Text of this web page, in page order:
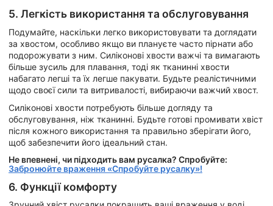
5. Легкість використання та обслуговування
Подумайте, наскільки легко використовувати та доглядати
за хвостом, особливо якщо ви плануєте часто пірнати або
подорожувати з ним. Силіконові хвости важчі та вимагають
більше зусиль для плавання, тоді як тканинні хвости
набагато легші та їх легше пакувати. Будьте реалістичними
щодо своєї сили та витривалості, вибираючи важчий хвост.
Силіконові хвости потребують більше догляду та
обслуговування, ніж тканинні. Будьте готові промивати хвіст
після кожного використання та правильно зберігати його,
щоб забезпечити його ідеальний стан.
Не впевнені, чи підходить вам русалка? Спробуйте:
Забронюйте враження «Спробуйте русалку»!
6. Функції комфорту